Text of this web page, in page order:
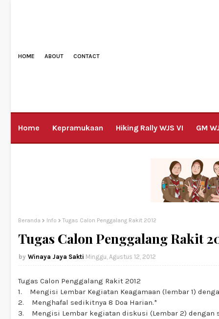
HOME ABOUT CONTACT
Home Kepramukaan Hiking Rally WJS VI GM
Beranda Info Tugas Calon Penggalang Rakit 2012
Tugas Calon Penggalang Rakit
Winaya Jaya Sakti Minggu, Agustus 12, 2012
Tugas Calon Penggalang Rakit 2012
1. Mengisi Lembar Kegiatan Keagamaan (lembar 1)
2. Menghafal sedikitnya 8 Doa Harian.*
3. Mengisi Lembar kegiatan diskusi (Lembar 2) dengan